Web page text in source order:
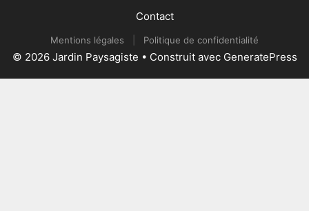
Contact
Mentions légales Politique de confidentialité
© 2026 Jardin Paysagiste • Construit avec GeneratePress